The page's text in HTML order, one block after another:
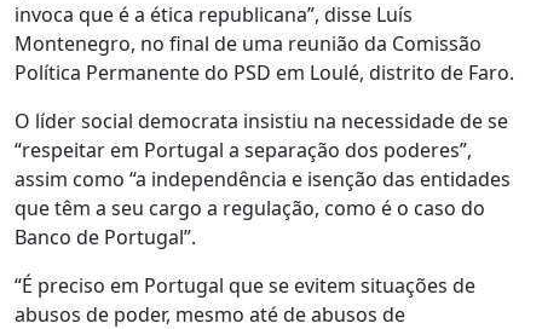
invoca que é a ética republicana”, disse Luís
Montenegro, no final de uma reunião da Comissão
Política Permanente do PSD em Loulé, distrito de Faro.
O líder social democrata insistiu na necessidade de se
“respeitar em Portugal a separação dos poderes”,
assim como “a independência e isenção das entidades
que têm a seu cargo a regulação, como é o caso do
Banco de Portugal”.
“É preciso em Portugal que se evitem situações de
abusos de poder, mesmo até de abusos de